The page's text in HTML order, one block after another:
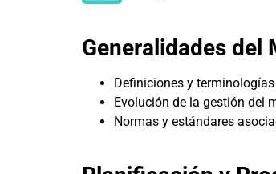
Generalidades del
Definiciones y
Evolución de la gestión del
Normas y estándares